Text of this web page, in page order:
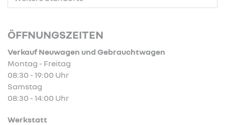
ÖFFNUNGSZEITEN
Verkauf Neuwagen und Gebrauchtwagen
Montag - Freitag
08:30 - 19:00 Uhr
Samstag
08:30 - 14:00 Uhr
Werkstatt